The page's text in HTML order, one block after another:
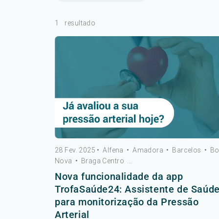
1 resultado
28 Fev. 2025 • Alfena • Amadora • Barcelos •
Nova • Braga Centro ...
Nova funcionalidade da app
TrofaSaúde24: Assistente de
para monitorização da Pressão
Arterial